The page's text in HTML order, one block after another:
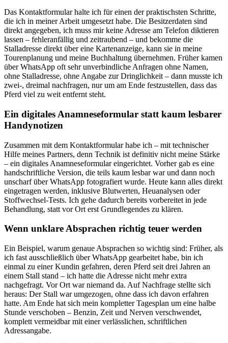
Das Kontaktformular halte ich für einen der praktischsten Schritte,
die ich in meiner Arbeit umgesetzt habe. Die Besitzerdaten sind
direkt angegeben, ich muss mir keine Adresse am Telefon diktieren
lassen – fehleranfällig und zeitraubend – und bekomme die
Stalladresse direkt über eine Kartenanzeige, kann sie in meine
Tourenplanung und meine Buchhaltung übernehmen. Früher kamen
über WhatsApp oft sehr unverbindliche Anfragen ohne Namen,
ohne Stalladresse, ohne Angabe zur Dringlichkeit – dann musste ich
zwei-, dreimal nachfragen, nur um am Ende festzustellen, dass das
Pferd viel zu weit entfernt steht.
Ein digitales Anamneseformular statt kaum lesbarer
Handynotizen
Zusammen mit dem Kontaktformular habe ich – mit technischer
Hilfe meines Partners, denn Technik ist definitiv nicht meine Stärke
– ein digitales Anamneseformular eingerichtet. Vorher gab es eine
handschriftliche Version, die teils kaum lesbar war und dann noch
unscharf über WhatsApp fotografiert wurde. Heute kann alles direkt
eingetragen werden, inklusive Blutwerten, Heuanalysen oder
Stoffwechsel-Tests. Ich gehe dadurch bereits vorbereitet in jede
Behandlung, statt vor Ort erst Grundlegendes zu klären.
Wenn unklare Absprachen richtig teuer werden
Ein Beispiel, warum genaue Absprachen so wichtig sind: Früher, als
ich fast ausschließlich über WhatsApp gearbeitet habe, bin ich
einmal zu einer Kundin gefahren, deren Pferd seit drei Jahren an
einem Stall stand – ich hatte die Adresse nicht mehr extra
nachgefragt. Vor Ort war niemand da. Auf Nachfrage stellte sich
heraus: Der Stall war umgezogen, ohne dass ich davon erfahren
hatte. Am Ende hat sich mein kompletter Tagesplan um eine halbe
Stunde verschoben – Benzin, Zeit und Nerven verschwendet,
komplett vermeidbar mit einer verlässlichen, schriftlichen
Adressangabe.